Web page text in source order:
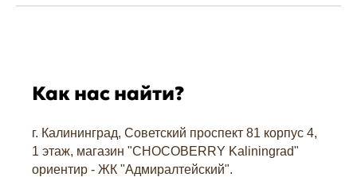
Как нас найти?
г. Калининград, Советский проспект 81 корпус 4,
1 этаж, магазин "СHOCOBERRY Kaliningrad"
ориентир - ЖК "Адмиралтейский".